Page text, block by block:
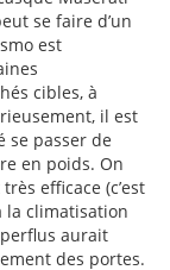
se faire d’un
est
cibles, à
il est
se passer de
en poids. On
efficace (c’est
la climatisation
aurait
des portes.